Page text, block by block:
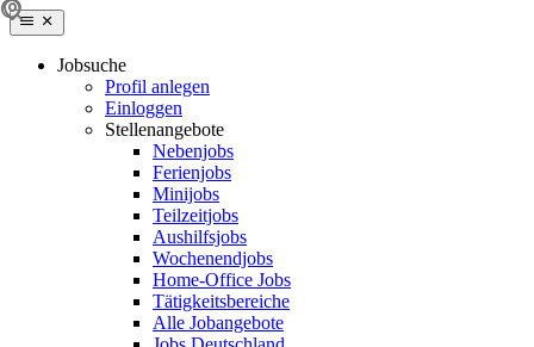
Jobsuche
Profil anlegen
Einloggen
Stellenangebote
Nebenjobs
Ferienjobs
Minijobs
Teilzeitjobs
Aushilfsjobs
Wochenendjobs
Home-Office Jobs
Tätigkeitsbereiche
Alle Jobangebote